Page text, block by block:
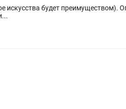
Опыт преподавания актерского мастерства детям